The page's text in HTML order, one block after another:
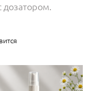
дозатором.